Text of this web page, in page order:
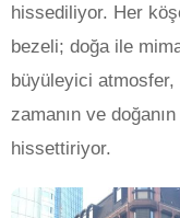
hissediliyor. Her
bezeli; doğa ile
büyüleyici
zamanın ve
hissettiriyor.